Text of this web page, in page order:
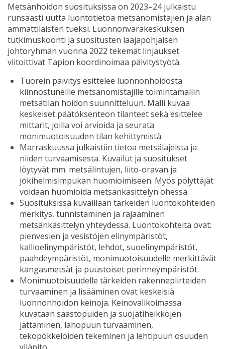
Metsänhoidon suosituksissa on 2023–24 julkaistu
runsaasti uutta luontotietoa metsänomistajien ja alan
ammattilaisten tueksi. Luonnonvarakeskuksen
tutkimuskoonti ja suositusten laajapohjaisen
johtoryhmän vuonna 2022 tekemät linjaukset
viitoittivat Tapion koordinoimaa päivitystyötä.
Tuorein päivitys esittelee luonnonhoidosta
kiinnostuneille metsänomistajille toimintamallin
metsätilan hoidon suunnitteluun. Malli kuvaa
keskeiset päätöksenteon tilanteet sekä esittelee
mittarit, joilla voi arvioida ja seurata
monimuotoisuuden tilan kehittymistä.
Marraskuussa julkaistiin tietoa metsälajeista ja
niiden turvaamisesta. Kuvailut ja suositukset
löytyvät mm. metsälintujen, liito-oravan ja
jokihelmisimpukan huomioimiseen. Myös pölyttäjät
voidaan huomioida metsänkäsittelyn ohessa.
Suosituksissa kuvaillaan tärkeiden luontokohteiden
merkitys, tunnistaminen ja rajaaminen
metsänkäsittelyn yhteydessä. Luontokohteita ovat:
pienvesien ja vesistöjen elinympäristöt,
kallioelinympäristöt, lehdot, suoelinympäristöt,
paahdeympäristöt, monimuotoisuudelle merkittävät
kangasmetsät ja puustoiset perinneympäristöt.
Monimuotoisuudelle tärkeiden rakennepiirteiden
turvaaminen ja lisääminen ovat keskeisiä
luonnonhoidon keinoja. Keinovalikoimassa
kuvataan säästöpuiden ja suojatiheikköjen
jättäminen, lahopuun turvaaminen,
tekopökkelöiden tekeminen ja lehtipuun osuuden